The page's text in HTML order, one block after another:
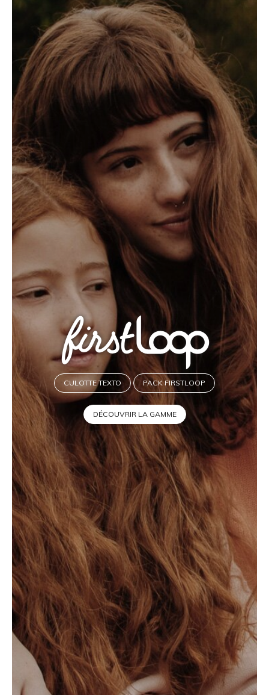
CULOTTE TEXTO PACK FIRSTLOOP
DÉCOUVRIR LA GAMME